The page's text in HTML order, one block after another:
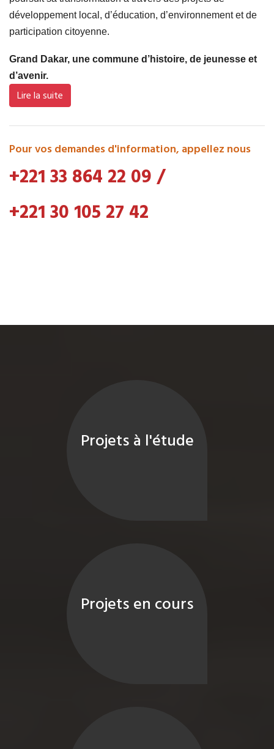
développement local, d’éducation, d’environnement et de
participation citoyenne.
Grand Dakar, une commune d’histoire, de jeunesse et
d’avenir.
Lire la suite
Pour vos demandes d'information, appellez nous
+221 33 864 22 09/
+221 30 105 27 42
Projets à l'étude
Projets en cours